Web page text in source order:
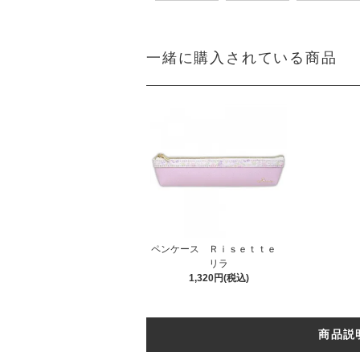
一緒に購入されている商品
ペンケース Ｒｉｓｅｔｔｅ
リラ
1,320円(税込)
商品説